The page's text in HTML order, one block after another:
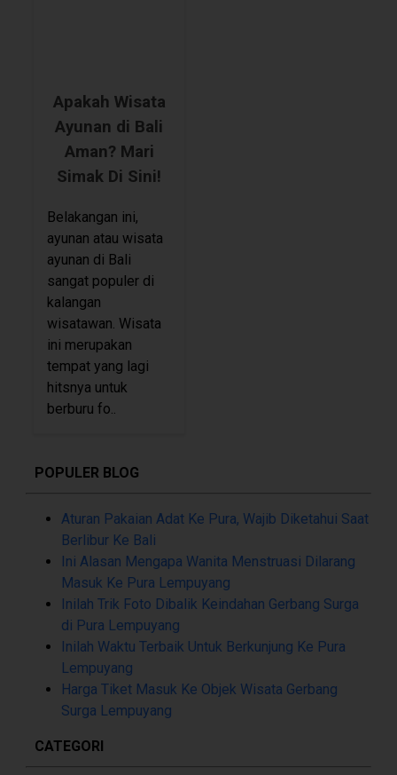
Apakah Wisata
Ayunan di Bali
Aman? Mari
Simak Di Sini!
Belakangan ini,
ayunan atau wisata
ayunan di Bali
sangat populer di
kalangan
wisatawan. Wisata
ini merupakan
tempat yang lagi
hitsnya untuk
berburu fo..
POPULER BLOG
Aturan Pakaian Adat Ke Pura, Wajib Diketahui Saat
Berlibur Ke Bali
Ini Alasan Mengapa Wanita Menstruasi Dilarang
Masuk Ke Pura Lempuyang
Inilah Trik Foto Dibalik Keindahan Gerbang Surga
di Pura Lempuyang
Inilah Waktu Terbaik Untuk Berkunjung Ke Pura
Lempuyang
Harga Tiket Masuk Ke Objek Wisata Gerbang
Surga Lempuyang
CATEGORI